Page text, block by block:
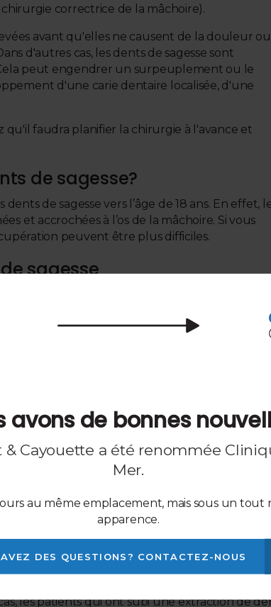
correctrice de la mâchoire).
avant qu'elles ne causent de la douleur
d'autres cas, les dents de sagesse sont
peut engendrer un surpeuplement ou le
d'une carie dentaire localisée, d'une
qu'il faudra planifier la chirurgie à l'avance et
de sagesse?
de sagesse vers l’âge de 18 ans. En effet,
et accrochées à l’os de la mâchoire. Si vous
peuvent être plus difficiles.
sagesse
votre dentiste pour prendre rendez-vous
plaque sur les dents de sagesse ou par une
incluses qui restent sous la surface des
les dents de sagesse?
afin d'engourdir la zone autour de la dent. Les
douloureuses en raison de l'utilisation de
les patients qui ont subi une extraction de
avons de bonnes
Cayouette a été renommée
Mer.
au même emplacement, mais sous un
apparence.
DES QUESTIONS? CONTACTEZ-NOUS